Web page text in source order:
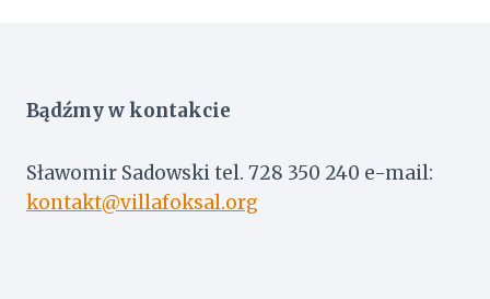
Bądźmy w kontakcie
Sławomir Sadowski tel. 728 350 240 e-mail:
kontakt@villafoksal.org